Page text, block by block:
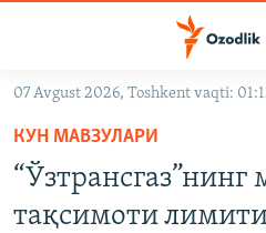
Асосий
навигацияга
ўтинг
Қидиришга
OZODVIDEO
OZODARXIV
07 Avgust 2026, Toshkent vaqti:
КУН МАВЗУЛАРИ
“Ўзтрансгаз”нинг
тақсимоти